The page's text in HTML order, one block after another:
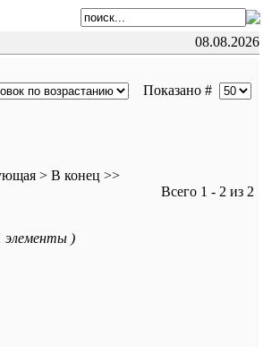
08.08.2026
Показано #
> В конец >>
Всего 1 - 2 из 2
элементы )